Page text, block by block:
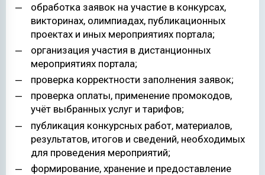
обработка заявок на участие в конкурсах,
викторинах, олимпиадах, публикационных
проектах и иных мероприятиях портала;
организация участия в дистанционных
мероприятиях портала;
проверка корректности заполнения заявок;
проверка оплаты, применение промокодов,
учёт выбранных услуг и тарифов;
публикация конкурсных работ, материалов,
результатов, итогов и сведений, необходимых
для проведения мероприятий;
формирование, хранение и предоставление